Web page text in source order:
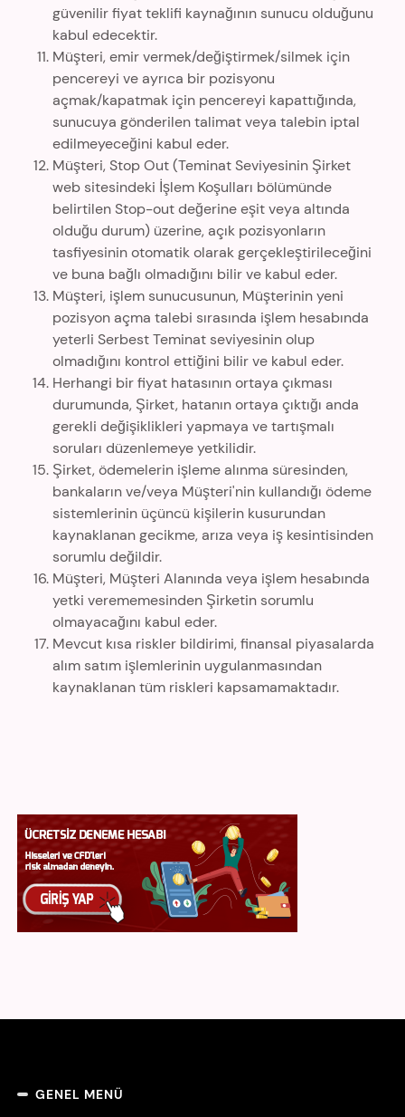
güvenilir fiyat teklifi kaynağının sunucu olduğunu
kabul edecektir.
Müşteri, emir vermek/değiştirmek/silmek için
pencereyi ve ayrıca bir pozisyonu
açmak/kapatmak için pencereyi kapattığında,
sunucuya gönderilen talimat veya talebin iptal
edilmeyeceğini kabul eder.
Müşteri, Stop Out (Teminat Seviyesinin Şirket
web sitesindeki İşlem Koşulları bölümünde
belirtilen Stop-out değerine eşit veya altında
olduğu durum) üzerine, açık pozisyonların
tasfiyesinin otomatik olarak gerçekleştirileceğini
ve buna bağlı olmadığını bilir ve kabul eder.
Müşteri, işlem sunucusunun, Müşterinin yeni
pozisyon açma talebi sırasında işlem hesabında
yeterli Serbest Teminat seviyesinin olup
olmadığını kontrol ettiğini bilir ve kabul eder.
Herhangi bir fiyat hatasının ortaya çıkması
durumunda, Şirket, hatanın ortaya çıktığı anda
gerekli değişiklikleri yapmaya ve tartışmalı
soruları düzenlemeye yetkilidir.
Şirket, ödemelerin işleme alınma süresinden,
bankaların ve/veya Müşteri'nin kullandığı ödeme
sistemlerinin üçüncü kişilerin kusurundan
kaynaklanan gecikme, arıza veya iş kesintisinden
sorumlu değildir.
Müşteri, Müşteri Alanında veya işlem hesabında
yetki verememesinden Şirketin sorumlu
olmayacağını kabul eder.
Mevcut kısa riskler bildirimi, finansal piyasalarda
alım satım işlemlerinin uygulanmasından
kaynaklanan tüm riskleri kapsamamaktadır.
GENEL MENÜ